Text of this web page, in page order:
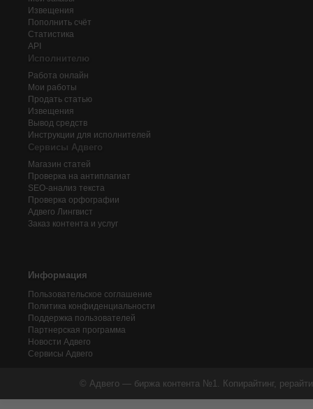
Извещения
Пополнить счёт
Статистика
API
Исполнителю
Работа онлайн
Мои работы
Продать статью
Извещения
Вывод средств
Инструкции для исполнителей
Сервисы Адвего
Магазин статей
Проверка на антиплагиат
SEO-анализ текста
Проверка орфографии
Адвего Лингвист
Заказ контента и услуг
Информация
Пользовательское соглашение
Политика конфиденциальности
Поддержка пользователей
Партнерская программа
Новости Адвего
Сервисы Адвего
© Адвего — биржа контента №1. Копирайтинг,